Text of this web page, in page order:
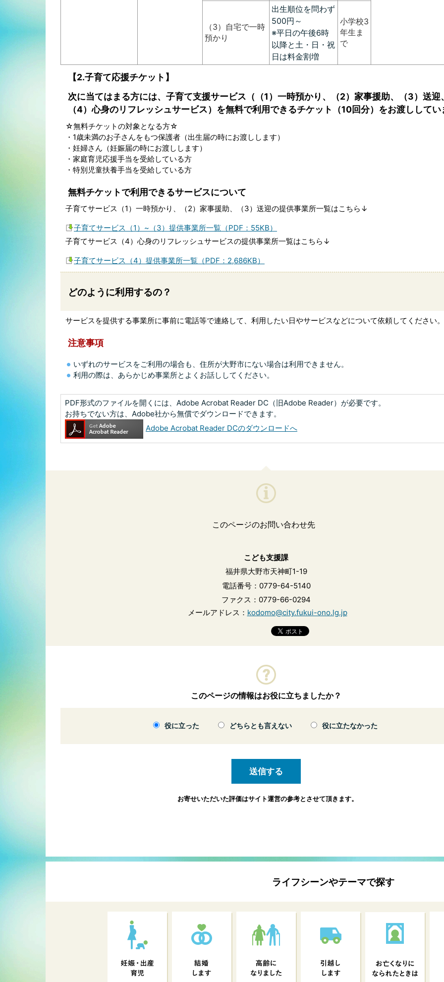
（3）自宅で一時
預かり
出生順位を問わず
500円～
※平日の午後6時
以降と土・日・祝
日は料金割増
小学校3
年生ま
で
【2.子育て応援チケット】
次に当てはまる方には、子育て支援サービス（（1）一時預かり、（2）家事援助、（3）送迎
（4）心身のリフレッシュサービス）を無料で利用できるチケット（10回分）をお渡ししてい
☆無料チケットの対象となる方☆
・1歳未満のお子さんをもつ保護者（出生届の時にお渡しします）
・妊婦さん（妊娠届の時にお渡しします）
・家庭育児応援手当を受給している方
・特別児童扶養手当を受給している方
無料チケットで利用できるサービスについて
子育てサービス（1）一時預かり、（2）家事援助、（3）送迎の提供事業所一覧はこちら↓
子育てサービス（1）~（3）提供事業所一覧（PDF：55KB）
子育てサービス（4）心身のリフレッシュサービスの提供事業所一覧はこちら↓
子育てサービス（4）提供事業所一覧（PDF：2,686KB）
どのように利用するの？
サービスを提供する事業所に事前に電話等で連絡して、利用したい日やサービスなどについて依頼してください。
注意事項
いずれのサービスをご利用の場合も、住所が大野市にない場合は利用できません。
利用の際は、あらかじめ事業所とよくお話ししてください。
PDF形式のファイルを開くには、Adobe Acrobat Reader DC（旧Adobe Reader）が必要です。
お持ちでない方は、Adobe社から無償でダウンロードできます。
Adobe Acrobat Reader DCのダウンロードへ
このページのお問い合わせ先
こども支援課
福井県大野市天神町1-19
電話番号：0779-64-5140
ファクス：0779-66-0294
メールアドレス： kodomo@city.fukui-ono.lg.jp
このページの情報はお役に立ちましたか？
役に立った どちらとも言えない 役に立たなかった
お寄せいただいた評価はサイト運営の参考とさせて頂きます。
ライフシーンやテーマで探す